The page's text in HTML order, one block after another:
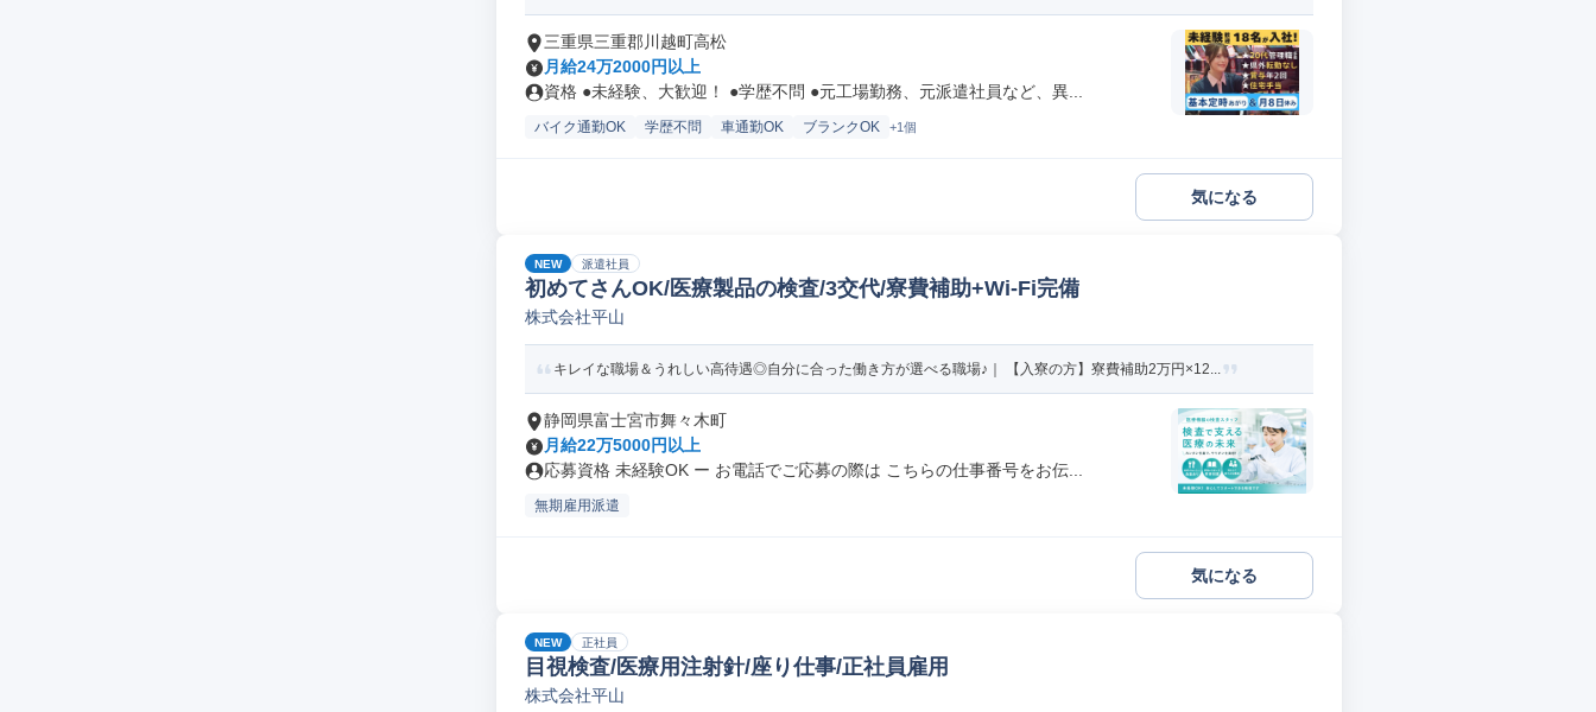
三重県三重郡川越町高松
月給24万2000円以上
資格 ●未経験、大歓迎！ ●学歴不問 ●元工場勤務、元派遣社員など、異...
バイク通勤OK 学歴不問 車通勤OK ブランクOK +1個
気になる
NEW 派遣社員
初めてさんOK/医療製品の検査/3交代/寮費補助+Wi-Fi完備
株式会社平山
キレイな職場＆うれしい高待遇◎自分に合った働き方が選べる職場♪｜ 【入寮の方】寮費補助2万円×12...
静岡県富士宮市舞々木町
月給22万5000円以上
応募資格 未経験OK ー お電話でご応募の際は こちらの仕事番号をお伝...
無期雇用派遣
気になる
NEW 正社員
目視検査/医療用注射針/座り仕事/正社員雇用
株式会社平山